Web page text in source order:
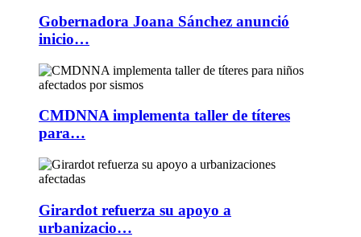
Gobernadora Joana Sánchez anunció
inicio…
CMDNNA implementa taller de títeres
para…
Girardot refuerza su apoyo a
urbanizacio…